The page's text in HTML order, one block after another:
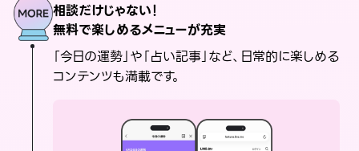
相談だけじゃない！
無料で楽しめるメニューが充実
「今日の運勢」や「占い記事」など、日常的に楽しめる
コンテンツも満載です。